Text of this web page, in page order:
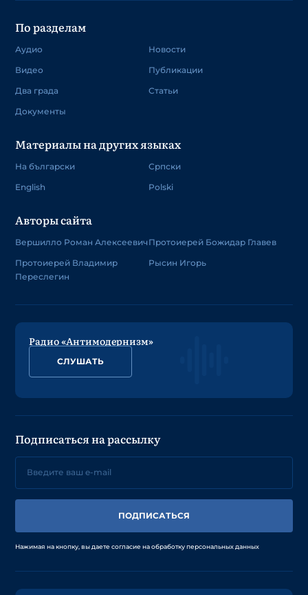
По разделам
Аудио
Видео
Два града
Документы
Новости
Публикации
Статьи
Материалы на других языках
На български
English
Српски
Polski
Авторы сайта
Вершилло Роман Алексеевич
Протоиерей Владимир
Переслегин
Протоиерей Божидар Главев
Рысин Игорь
Радио «Антимодернизм»
СЛУШАТЬ
Подписаться на рассылку
ПОДПИСАТЬСЯ
Нажимая на кнопку, вы даете согласие на обработку персональных данных